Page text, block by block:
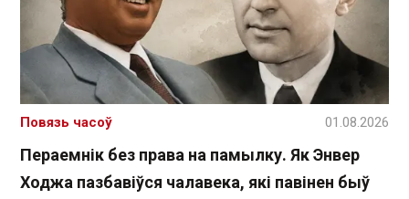
Пераемнік без права на памылку. Як Энвер
Ходжа пазбавіўся чалавека, які павінен быў
Повязь часоў 01.08.2026